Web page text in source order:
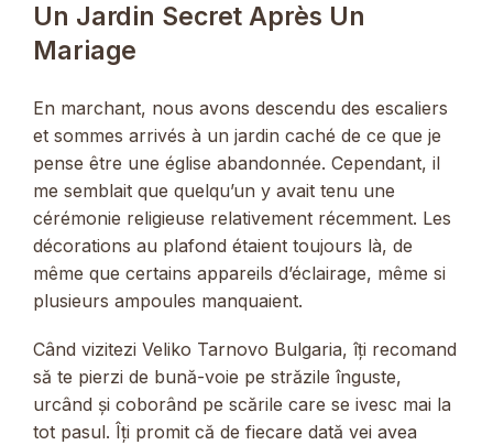
Un Jardin Secret Après Un
Mariage
En marchant, nous avons descendu des escaliers
et sommes arrivés à un jardin caché de ce que je
pense être une église abandonnée. Cependant, il
me semblait que quelqu’un y avait tenu une
cérémonie religieuse relativement récemment. Les
décorations au plafond étaient toujours là, de
même que certains appareils d’éclairage, même si
plusieurs ampoules manquaient.
Când vizitezi Veliko Tarnovo Bulgaria, îți recomand
să te pierzi de bună-voie pe străzile înguste,
urcând și coborând pe scările care se ivesc mai la
tot pasul. Îți promit că de fiecare dată vei avea